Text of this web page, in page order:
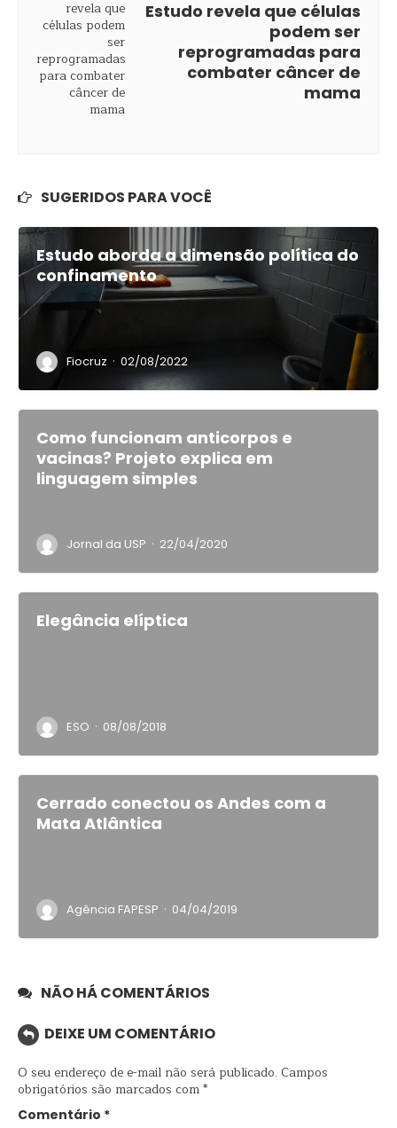
Estudo revela que células
podem ser
reprogramadas para
combater câncer de
mama
SUGERIDOS PARA VOCÊ
Estudo aborda a dimensão política do
confinamento
Fiocruz · 02/08/2022
Como funcionam anticorpos e
vacinas? Projeto explica em
linguagem simples
Jornal da USP · 22/04/2020
Elegância elíptica
ESO · 08/08/2018
Cerrado conectou os Andes com a
Mata Atlântica
Agência FAPESP · 04/04/2019
NÃO HÁ COMENTÁRIOS
DEIXE UM COMENTÁRIO
O seu endereço de e-mail não será publicado. Campos
obrigatórios são marcados com*
Comentário *